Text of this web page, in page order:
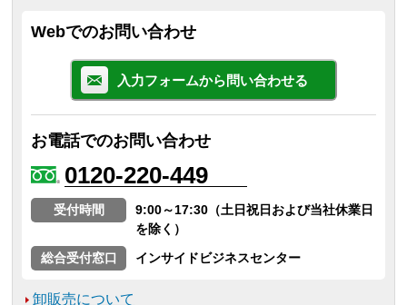
Webでのお問い合わせ
入力フォームから問い合わせる
お電話でのお問い合わせ
0120-220-449
受付時間
9:00～17:30（土日祝日および当社休業日
を除く）
総合受付窓口
インサイドビジネスセンター
卸販売について